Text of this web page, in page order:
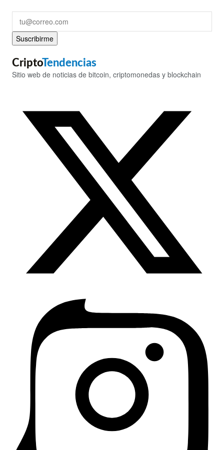
Suscribirme
CriptoTendencias
Sitio web de noticias de bitcoin, criptomonedas y blockchain